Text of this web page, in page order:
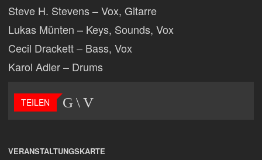
Steve H. Stevens – Vox, Gitarre
Lukas Münten – Keys, Sounds, Vox
Cecil Drackett – Bass, Vox
Karol Adler – Drums
TEILEN
VERANSTALTUNGSKARTE